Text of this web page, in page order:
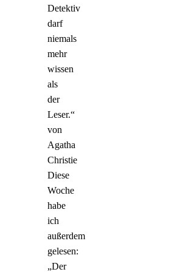
Detektiv
darf
niemals
mehr
wissen
als
der
Leser.“
von
Agatha
Christie
Diese
Woche
habe
ich
außerdem
gelesen:
„Der